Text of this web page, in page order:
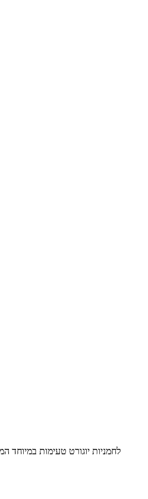
לחמניות יוגורט טעימות במיוחד המבוססות